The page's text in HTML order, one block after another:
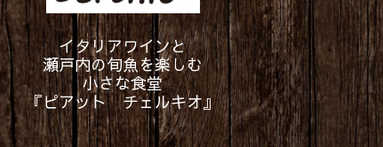
イタリアワインと
瀬戸内の旬魚を楽しむ
小さな食堂
『ピアット チェルキオ』